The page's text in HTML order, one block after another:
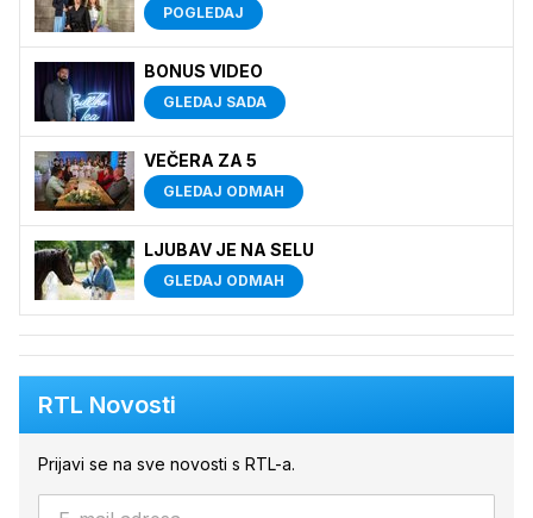
POGLEDAJ
BONUS VIDEO
GLEDAJ SADA
VEČERA ZA 5
GLEDAJ ODMAH
LJUBAV JE NA SELU
GLEDAJ ODMAH
RTL Novosti
Prijavi se na sve novosti s RTL-a.